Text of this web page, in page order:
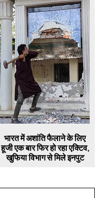
भारत में अशांति फैलाने के लिए
हूजी एक बार फिर हो रहा एक्टिव,
खुफिया विभाग से मिले इनपुट